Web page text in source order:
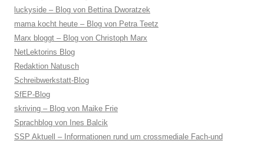
luckyside – Blog von Bettina Dworatzek
mama kocht heute – Blog von Petra Teetz
Marx bloggt – Blog von Christoph Marx
NetLektorins Blog
Redaktion Natusch
Schreibwerkstatt-Blog
SfEP-Blog
skriving – Blog von Maike Frie
Sprachblog von Ines Balcik
SSP Aktuell – Informationen rund um crossmediale Fach-und